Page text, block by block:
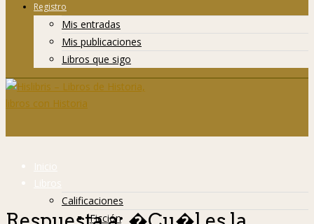
Registro
Mis entradas
Mis publicaciones
Libros que sigo
Inicio
Libros
Calificaciones
Ficción